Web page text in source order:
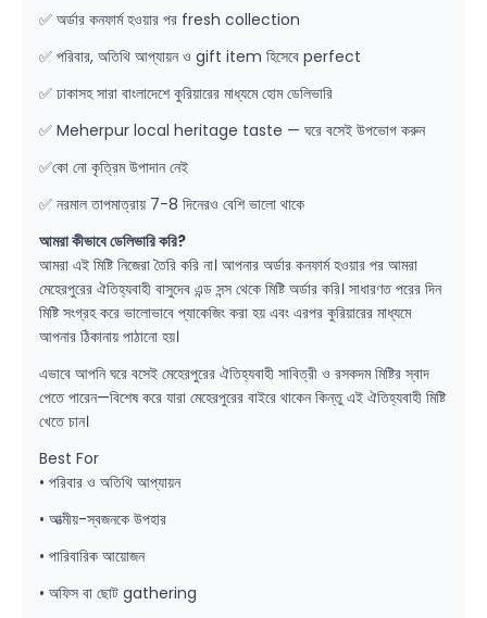
✅ অর্ডার কনফার্ম হওয়ার পর fresh collection
✅ পরিবার, অতিথি আপ্যায়ন ও gift item হিসেবে perfect
✅ ঢাকাসহ সারা বাংলাদেশে কুরিয়ারের মাধ্যমে হোম ডেলিভারি
✅ Meherpur local heritage taste — ঘরে বসেই উপভোগ করুন
✅কো নো কৃত্রিম উপাদান নেই
✅ নরমাল তাপমাত্রায় 7-8 দিনেরও বেশি ভালো থাকে
আমরা কীভাবে ডেলিভারি করি?
আমরা এই মিষ্টি নিজেরা তৈরি করি না। আপনার অর্ডার কনফার্ম হওয়ার পর আমরা
মেহেরপুরের ঐতিহ্যবাহী বাসুদেব এন্ড সন্স থেকে মিষ্টি অর্ডার করি। সাধারণত পরের দিন
মিষ্টি সংগ্রহ করে ভালোভাবে প্যাকেজিং করা হয় এবং এরপর কুরিয়ারের মাধ্যমে
আপনার ঠিকানায় পাঠানো হয়।
এভাবে আপনি ঘরে বসেই মেহেরপুরের ঐতিহ্যবাহী সাবিত্রী ও রসকদম মিষ্টির স্বাদ
পেতে পারেন—বিশেষ করে যারা মেহেরপুরের বাইরে থাকেন কিন্তু এই ঐতিহ্যবাহী মিষ্টি
খেতে চান।
Best For
• পরিবার ও অতিথি আপ্যায়ন
• আত্মীয়-স্বজনকে উপহার
• পারিবারিক আয়োজন
• অফিস বা ছোট gathering